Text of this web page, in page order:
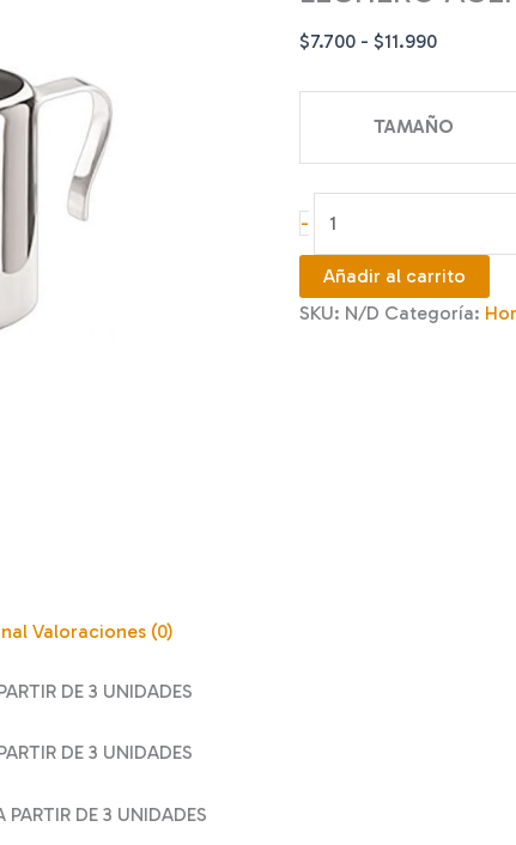
$7.700 - $11.990Rango
desde
$7.700
hasta
TAMAÑO
-
ACERO
INOXIDABLE
500,
Añadir al carrito
SKU: N/D Categoría:
Valoraciones (0)
DE 3 UNIDADES
DE 3 UNIDADES
DE 3 UNIDADES